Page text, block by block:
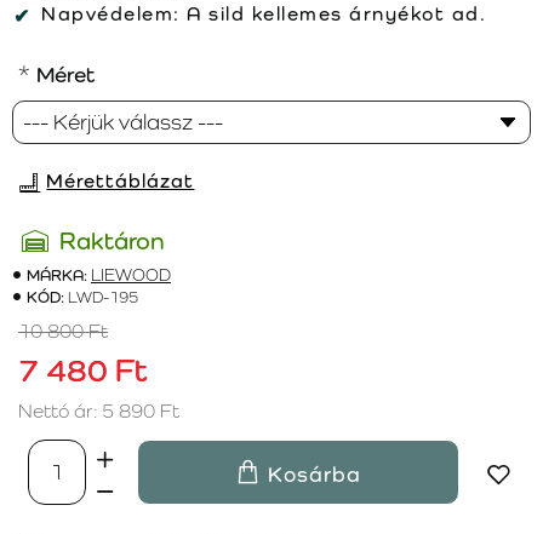
Napvédelem: A sild kellemes árnyékot ad.
Raktáron
MÁRKA: LIEWOOD
KÓD: LWD-195
7 480 Ft
10 800 Ft
Nettó ár: 5 890 Ft
Méret
Kosárba
Mérettáblázat